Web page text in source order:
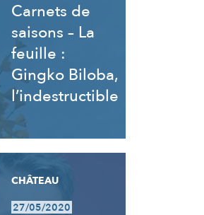
Carnets de
saisons – La
feuille :
Gingko Biloba,
l’indestructible
CHÂTEAU
27/05/2020